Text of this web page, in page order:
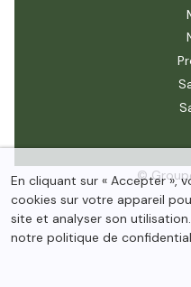
©
En cliquant sur « Accepter »,
cookies sur votre appareil
site et analyser son
notre politique de